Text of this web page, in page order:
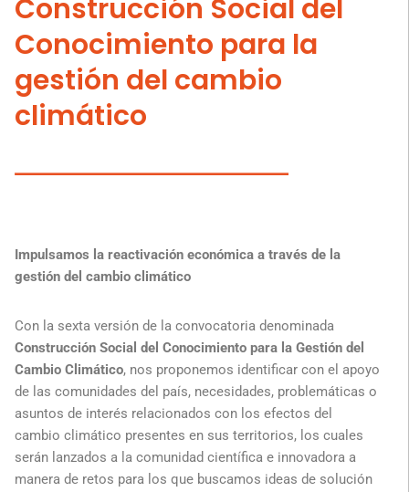
Construcción Social del
Conocimiento para la
gestión del cambio
climático
Impulsamos la reactivación económica a través de la
gestión del cambio climático
Con la sexta versión de la convocatoria denominada
Construcción Social del Conocimiento para la Gestión del
Cambio Climático, nos proponemos identificar con el apoyo
de las comunidades del país, necesidades, problemáticas o
asuntos de interés relacionados con los efectos del
cambio climático presentes en sus territorios, los cuales
serán lanzados a la comunidad científica e innovadora a
manera de retos para los que buscamos ideas de solución